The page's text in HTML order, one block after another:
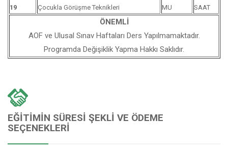
19 Çocukla Görüşme Teknikleri MU
SAAT
ÖNEMLİ
AOF ve Ulusal Sınav Haftaları Ders Yapılmamaktadır.
Programda Değişiklik Yapma Hakkı Saklıdır.
EĞITIMIN SÜRESI ŞEKLI VE ÖDEME
SEÇENEKLERI